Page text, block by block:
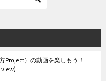
Project）の動画を楽しもう！